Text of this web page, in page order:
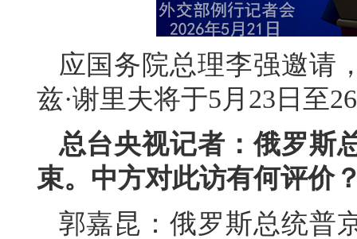
应国务院总理李强邀请
兹·谢里夫将于5月23日至
总台央视记者：俄罗斯
束。中方对此访有何评价
郭嘉昆：俄罗斯总统普